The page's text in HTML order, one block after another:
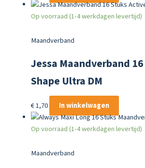
Op voorraad (1-4 werkdagen levertijd)
Maandverband
Jessa Maandverband
Shape Ultra DM
€1,70 In winkelwagen
Op voorraad (1-4 werkdagen levertijd)
Maandverband